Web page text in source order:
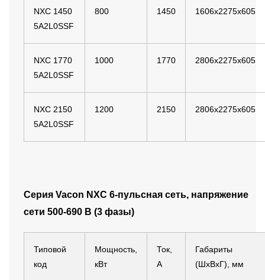
NXC 1450
5A2L0SSF
800 1450 1606x2275x605
NXC 1770
5A2L0SSF
1000 1770 2806x2275x605
NXC 2150
5A2L0SSF
1200 2150 2806x2275x605
Серия Vacon NXС 6-пульсная сеть, напряжение
сети 500-690 B (3 фазы)
Типовой
код
Мощность,
кВт
Ток,
А
Габариты
(ШхВхГ), мм